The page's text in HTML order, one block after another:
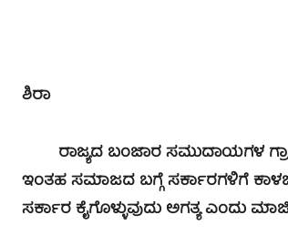
ಶಿರಾ
ರಾಜ್ಯದ ಬಂಜಾರ ಸಮುದಾಯಗಳ
ಇಂತಹ ಸಮಾಜದ ಬಗ್ಗೆ ಸರ್ಕಾರಗಳಿಗೆ
ಸರ್ಕಾರ ಕೈಗೊಳ್ಳುವುದು ಅಗತ್ಯ